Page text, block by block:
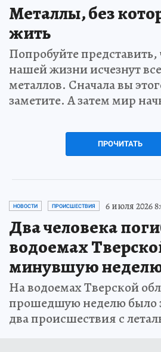
Металлы, без
жить
Попробуйте
нашей жизни исчезнут
металлов. Сначала вы
заметите. А затем мир
ПРОЧИТАТЬ
НОВОСТИ ПРОИСШЕСТВИЯ 6 июля 2026
Два человека
водоемах
минувшую
На водоемах Тверской
прошедшую неделю было
два происшествия с